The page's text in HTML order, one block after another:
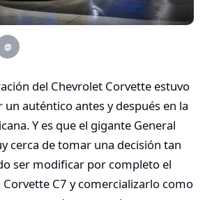
@
del Chevrolet Corvette estuvo
auténtico antes y después en la
Y es que el gigante General
cerca de tomar una decisión tan
ser modificar por completo el
C7 y comercializarlo como